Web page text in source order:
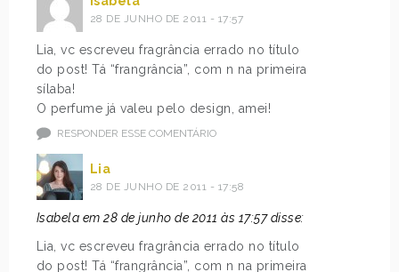
28 DE JUNHO DE 2011 - 17:57
Lia, vc escreveu fragrância errado no título
do post! Tá “frangrância”, com n na primeira
sílaba!
O perfume já valeu pelo design, amei!
RESPONDER ESSE COMENTÁRIO
Lia
28 DE JUNHO DE 2011 - 17:58
Isabela em 28 de junho de 2011 às 17:57 disse:
Lia, vc escreveu fragrância errado no título
do post! Tá “frangrância”, com n na primeira